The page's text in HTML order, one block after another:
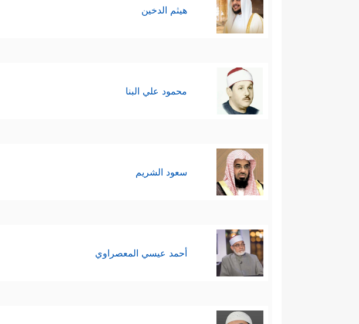
هيثم الدخين
محمود علي البنا
سعود الشريم
أحمد عيسي المعصراوي